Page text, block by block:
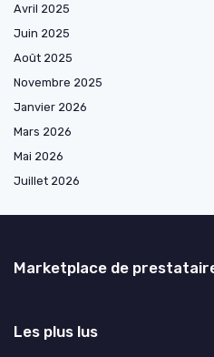
Avril 2025
Juin 2025
Août 2025
Novembre 2025
Janvier 2026
Mars 2026
Mai 2026
Juillet 2026
Marketplace de
Les plus lus